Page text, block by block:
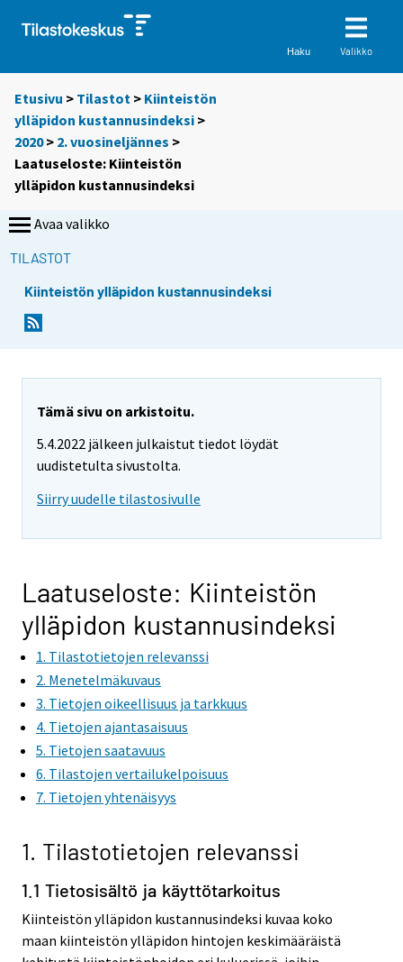
Haku Valikko
Etusivu > Tilastot > Kiinteistön
ylläpidon kustannusindeksi >
2020> 2. vuosineljännes >
Laatuseloste: Kiinteistön
ylläpidon kustannusindeksi
Avaa valikko
TILASTOT
Kiinteistön ylläpidon kustannusindeksi
Tämä sivu on arkistoitu.
5.4.2022 jälkeen julkaistut tiedot löydät
uudistetulta sivustolta.
Siirry uudelle tilastosivulle
Laatuseloste: Kiinteistön
ylläpidon kustannusindeksi
1. Tilastotietojen relevanssi
2. Menetelmäkuvaus
3. Tietojen oikeellisuus ja tarkkuus
4. Tietojen ajantasaisuus
5. Tietojen saatavuus
6. Tilastojen vertailukelpoisuus
7. Tietojen yhtenäisyys
1. Tilastotietojen relevanssi
1.1 Tietosisältö ja käyttötarkoitus
Kiinteistön ylläpidon kustannusindeksi kuvaa koko
maan kiinteistön ylläpidon hintojen keskimääräistä